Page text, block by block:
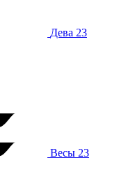
Дева 23
Весы 23